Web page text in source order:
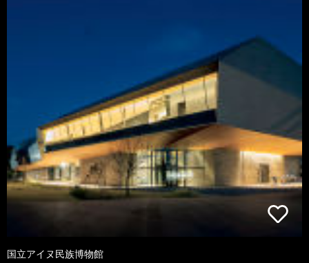
国立アイヌ民族博物館